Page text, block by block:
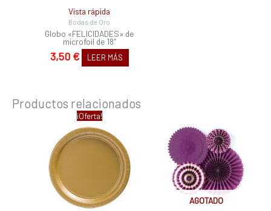
Vista rápida
Bodas de Oro
Globo «FELICIDADES» de
microfoil de 18″
3,50 € LEER MÁS
Productos relacionados
¡Oferta!
El
precio
original
precio
actual
es:
3,03 €.
AGOTADO